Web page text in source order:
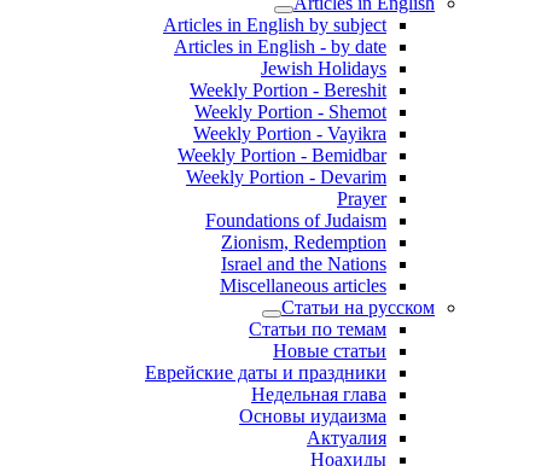
Articles in English by subject
Articles in English - by date
Jewish Holidays
Weekly Portion - Bereshit
Weekly Portion - Shemot
Weekly Portion - Vayikra
Weekly Portion - Bemidbar
Weekly Portion - Devarim
Prayer
Foundations of Judaism
Zionism, Redemption
Israel and the Nations
Miscellaneous articles
Статьи на русском
Статьи по темам
Новые статьи
Еврейские даты и праздники
Недельная глава
Основы иудаизма
Актуалия
Ноахиды